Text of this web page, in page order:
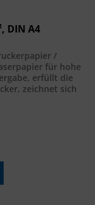
DIN A4
/
für hohe
erfüllt die
zeichnet sich